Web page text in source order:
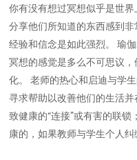
你有没有想过冥想似乎是世
分享他们所知道的东西感到
经验和信念是如此强烈。 瑜
冥想的感觉是多么不可思议
化。 老师的热心和启迪与学
寻求帮助以改善他们的生活
致健康的“连接”或有害的联
康的，如果教师与学生个人纠